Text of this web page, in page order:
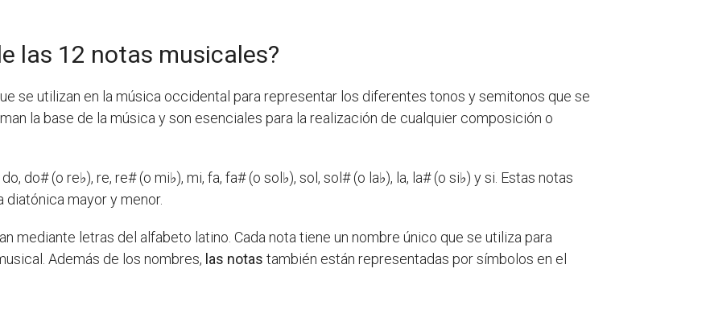
las 12 notas musicales?
se utilizan en la música occidental para representar los diferentes tonos y semitonos que se
la base de la música y son esenciales para la realización de cualquier composición o
do# (o re♭), re, re# (o mi♭), mi, fa, fa# (o sol♭), sol, sol# (o la♭), la, la# (o si♭) y si. Estas notas
mayor y menor.
mediante letras del alfabeto latino. Cada nota tiene un nombre único que se utiliza para
Además de los nombres, las notas también están representadas por símbolos en el